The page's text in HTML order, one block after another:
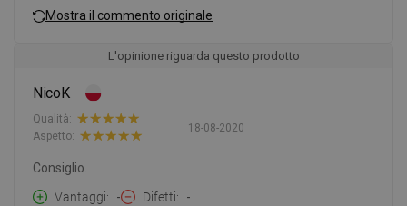
Mostra il commento originale
L'opinione riguarda questo prodotto
NicoK
18-08-2020
Qualità:
Aspetto:
Consiglio.
Vantaggi
- Difetti -